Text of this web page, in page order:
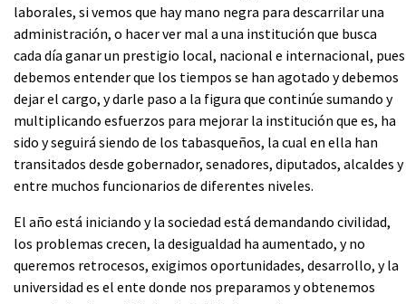
laborales, si vemos que hay mano negra para descarrilar una
administración, o hacer ver mal a una institución que busca
cada día ganar un prestigio local, nacional e internacional, pues
debemos entender que los tiempos se han agotado y debemos
dejar el cargo, y darle paso a la figura que continúe sumando y
multiplicando esfuerzos para mejorar la institución que es, ha
sido y seguirá siendo de los tabasqueños, la cual en ella han
transitados desde gobernador, senadores, diputados, alcaldes y
entre muchos funcionarios de diferentes niveles.
El año está iniciando y la sociedad está demandando civilidad,
los problemas crecen, la desigualdad ha aumentado, y no
queremos retrocesos, exigimos oportunidades, desarrollo, y la
universidad es el ente donde nos preparamos y obtenemos